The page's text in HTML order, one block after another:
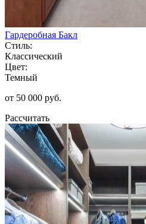
Гардеробная Бакл
Стиль:
Классический
Цвет:
Темный
от 50 000 руб.
Рассчитать